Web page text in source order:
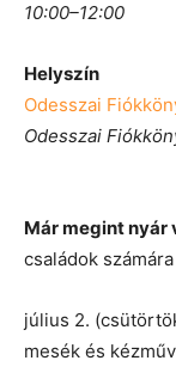
10:00–12:00
Helyszín
Odesszai
Odesszai
Már megint nyár
családok számára
július 2.
mesék és